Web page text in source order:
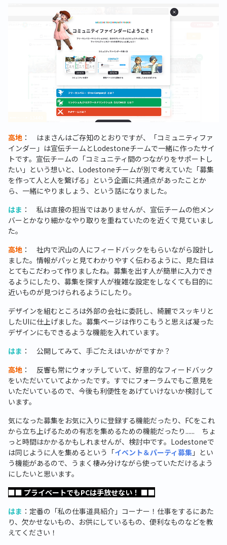
高地 ： はまさんはご存知のとおりですが、「コミュニティファ
インダー」は宣伝チームとLodestoneチームで一緒に作ったサイ
トです。宣伝チームの「コミュニティ間のつながりをサポートし
たい」という想いと、Lodestoneチームが別で考えていた「募集
を作って人と人を繋げる」という企画に共通点があったことか
ら、一緒にやりましょう、という話になりました。
はま ： 私は直接の担当ではありませんが、宣伝チームの他メン
バーとかなり細かなやり取りを重ねていたのを近くで見ていまし
た。
高地 ： 社内で沢山の人にフィードバックをもらいながら設計し
ました。情報がパッと見てわかりやすく伝わるように、見た目は
とてもこだわって作りましたね。募集を出す人が簡単に入力でき
るようにしたり、募集を探す人が複雑な設定をしなくても目的に
近いものが見つけられるようにしたり。
デザインを組むところは外部の会社に委託し、綺麗でスッキリと
したUIに仕上げました。募集ページは作りこもうと思えば凝った
デザインにもできるような機能を入れています。
はま ： 公開してみて、手ごたえはいかがですか？
高地 ： 反響も常にウォッチしていて、好意的なフィードバック
をいただいていてよかったです。すでにフォーラムでもご意見を
いただいているので、今後も利便性をあげていけないか検討して
います。
気になった募集をお気に入りに登録する機能だったり、FCをこれ
から立ち上げるための有志を集めるための機能だったり...... ちょ
っと時間はかかるかもしれませんが、検討中です。Lodestoneで
は同じように人を集めるという「イベント＆パーティ募集 」とい
う機能があるので、うまく棲み分けながら使っていただけるよう
にしたいと思います。
■■ プライベートでもPCは手放せない！ ■■
はま ：定番の「私の仕事道具紹介」コーナー！仕事をするにあた
り、欠かせないもの、お供にしているもの、便利なものなどを教
えてください！